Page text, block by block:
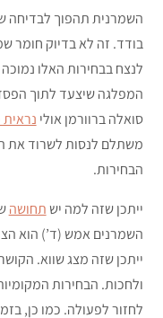
השמרנית תהפוך
בודד. זה לא בדיוק חומר
לנצח בבחירות האלו
המפלגה שיצעד לתוך
סואלה ברוורמן אולי
משתלם לנסות לשרוד את
הבחירות.
ייתכן שזה למה ישתחושה
השמרנים אמש (ד’) הוא
ייתכן שזה מצג שווא.
ולחכות. הבחירות
לחזור לפעולה. כמו כן,